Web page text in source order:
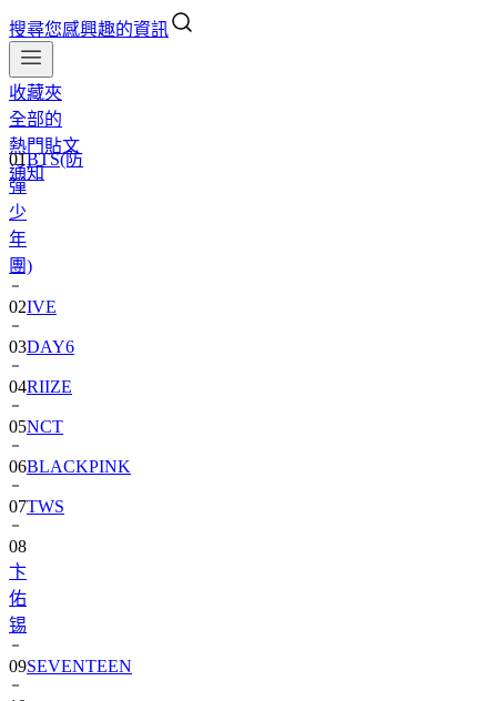
搜尋您感興趣的資訊
收藏夾
全部的
熱門貼文
通知
01BTS(防
彈
少
年
團)
02IVE
03DAY6
04RIIZE
05NCT
06BLACKPINK
07TWS
08
卞
佑
锡
09
10aespa